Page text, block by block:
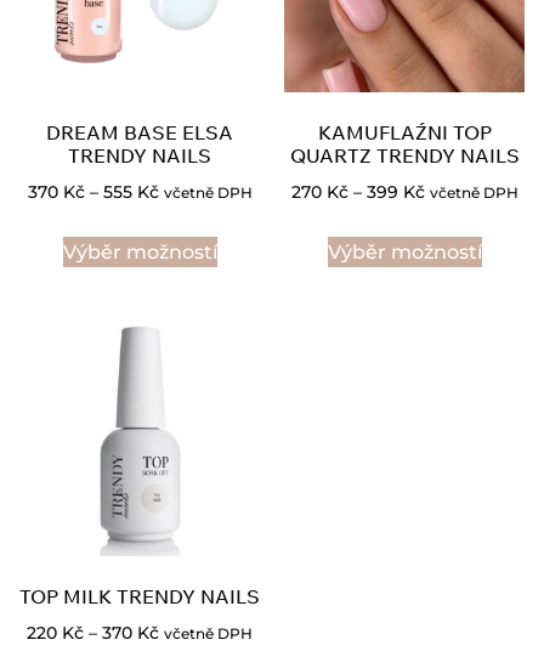
DREAM BASE ELSA
TRENDY NAILS
370 Kč – 555 Kč včetně DPH
Výběr možností
KAMUFLAŹNI TOP
QUARTZ TRENDY NAILS
270 Kč – 399 Kč včetně DPH
Výběr možností
TOP MILK TRENDY NAILS
220 Kč – 370 Kč včetně DPH